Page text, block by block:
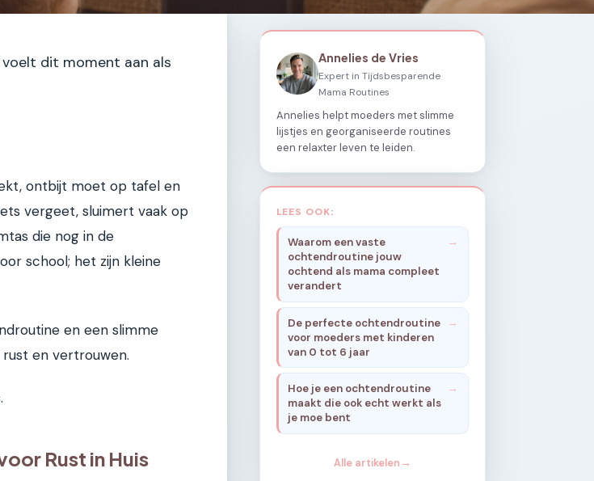
dit moment aan als
ontbijt moet op tafel en
vergeet, sluimert vaak op
die nog in de
school; het zijn kleine
en een slimme
en vertrouwen.
Rust in Huis
Annelies de Vries
Expert in Tijdsbesparende
Mama Routines
Annelies helpt moeders met slimme
lijstjes en georganiseerde routines
een relaxter leven te leiden.
LEES OOK:
Waarom een vaste
ochtendroutine jouw
ochtend als mama compleet
verandert
De perfecte ochtendroutine
voor moeders met kinderen
van 0 tot 6 jaar
Hoe je een ochtendroutine
maakt die ook echt werkt als
je moe bent
Alle artikelen